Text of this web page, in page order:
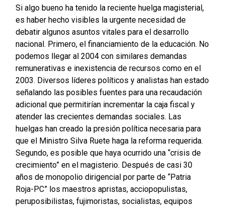
Si algo bueno ha tenido la reciente huelga magisterial,
es haber hecho visibles la urgente necesidad de
debatir algunos asuntos vitales para el desarrollo
nacional. Primero, el financiamiento de la educación. No
podemos llegar al 2004 con similares demandas
remunerativas e inexistencia de recursos como en el
2003. Diversos líderes políticos y analistas han estado
señalando las posibles fuentes para una recaudación
adicional que permitirían incrementar la caja fiscal y
atender las crecientes demandas sociales. Las
huelgas han creado la presión política necesaria para
que el Ministro Silva Ruete haga la reforma requerida.
Segundo, es posible que haya ocurrido una “crisis de
crecimiento” en el magisterio. Después de casi 30
años de monopolio dirigencial por parte de “Patria
Roja-PC” los maestros apristas, acciopopulistas,
peruposibilistas, fujimoristas, socialistas, equipos